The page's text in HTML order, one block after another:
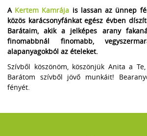
A Kertem Kamrája is lassan az ünnep
közös karácsonyfánkat egész évben
Barátaim, akik a jelképes arany
finomabbnál finomabb,
alapanyagokból az ételeket.
Szívből köszönöm, köszönjük Anita a
Barátom szívből jövő munkáit!
fényét.